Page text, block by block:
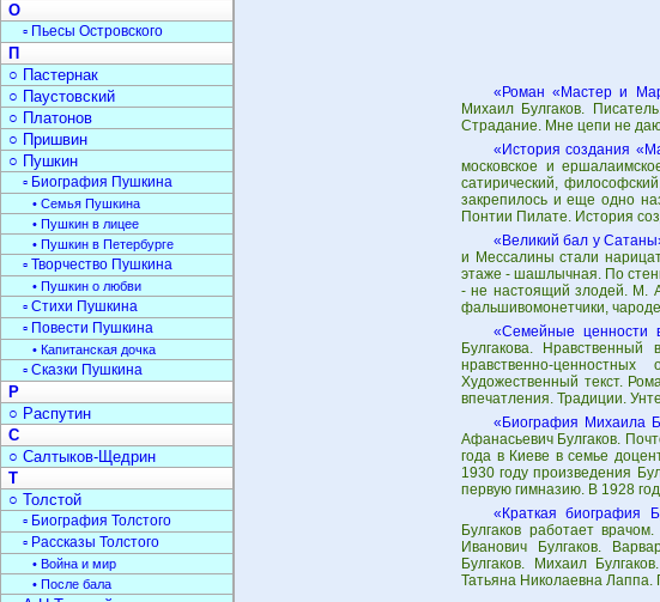
«Роман «Мастер и
Михаил Булгаков.
Страдание. Мне цепи не
«История создания
московское и
сатирический,
закрепилось и еще одно
Понтии Пилате. История
«Великий бал у
и Мессалины стали
этаже - шашлычная. По
- не настоящий злодей. М.
фальшивомонетчики,
«Семейные ценности
Булгакова.
нравственно-
Художественный текст.
впечатления. Традиции.
«Биография Михаила
Афанасьевич Булгаков.
года в Киеве в семье
1930 году произведения
первую гимназию. В 1928
«Краткая биография
Булгаков работает
Иванович Булгаков.
Булгаков. Михаил
Татьяна Николаевна Лаппа.
О
▫ Пьесы Островского
П
○ Пастернак
○ Паустовский
○ Платонов
○ Пришвин
○ Пушкин
▫ Биография Пушкина
• Семья Пушкина
• Пушкин в лицее
• Пушкин в Петербурге
▫ Творчество Пушкина
• Пушкин о любви
▫ Стихи Пушкина
▫ Повести Пушкина
• Капитанская дочка
▫ Сказки Пушкина
Р
○ Распутин
С
○ Салтыков-Щедрин
Т
○ Толстой
▫ Биография Толстого
▫ Рассказы Толстого
• Война и мир
• После бала